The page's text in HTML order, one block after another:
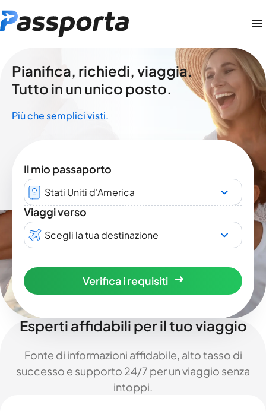
Pianifica, richiedi, viaggia.
Tutto in un unico posto.
Più che semplici visti.
Il mio passaporto
Stati Uniti d'America
Viaggi verso
Scegli la tua destinazione
Verifica i requisiti
Esperti affidabili per il tuo viaggio
Fonte di informazioni affidabile, alto tasso di
successo e supporto 24/7 per un viaggio senza
intoppi.